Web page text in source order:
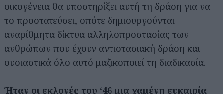
οικογένεια θα υποστηρίξει αυτή τη δράση για να
το προστατεύσει, οπότε δημιουργούνται
αναρίθμητα δίκτυα αλληλοπροστασίας των
ανθρώπων που έχουν αντιστασιακή δράση και
ουσιαστικά όλο αυτό μαζικοποιεί τη διαδικασία.
Ήταν οι εκλογές του ‘46 μια χαμένη ευκαιρία